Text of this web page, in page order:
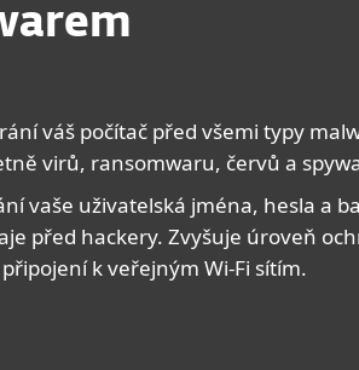
váš počítač před všemi typy
virů, ransomwaru, červů a
vaše uživatelská jména, hesla a
před hackery. Zvyšuje úroveň
k veřejným Wi-Fi sítím.